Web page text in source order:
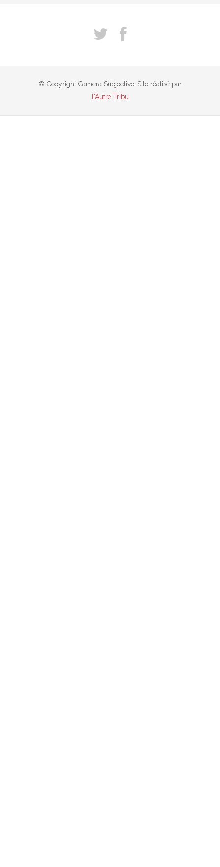
© Copyright Camera Subjective. Site réalisé par
l'Autre Tribu